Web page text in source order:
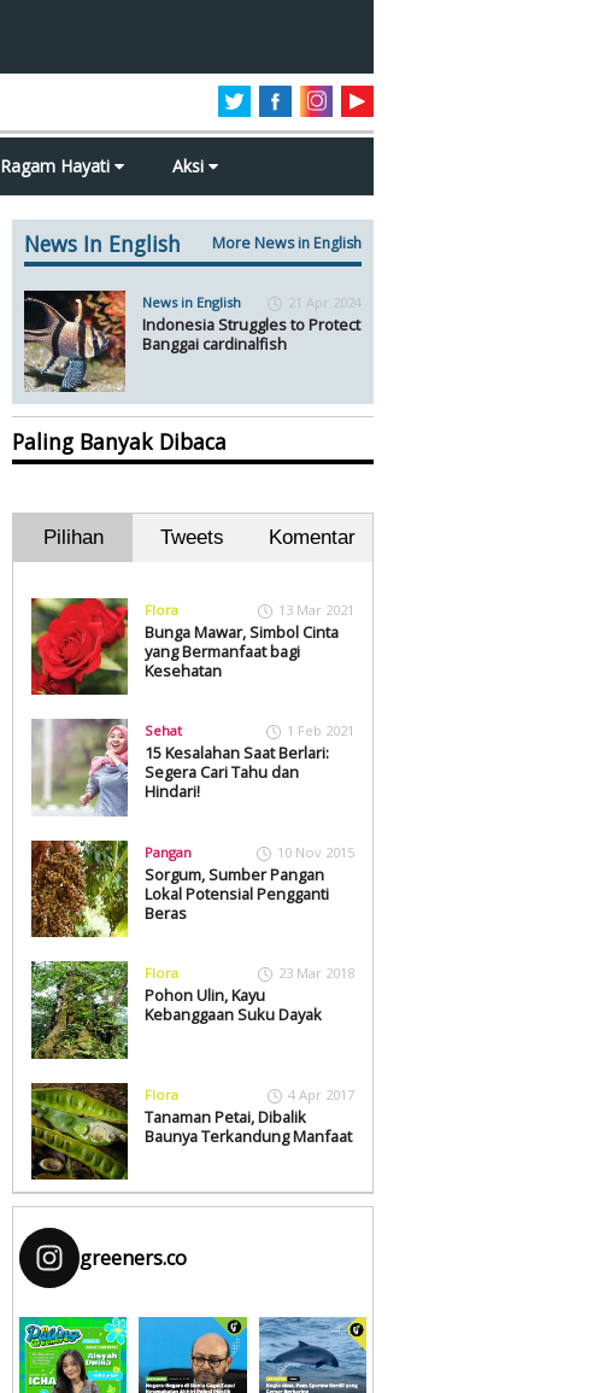
Ragam Hayati Aksi
News In English More News in English
News in English 21 Apr 2024
Indonesia Struggles to Protect
Banggai cardinalfish
Paling Banyak Dibaca
Pilihan Tweets Komentar
Flora 13 Mar 2021
Bunga Mawar, Simbol Cinta
yang Bermanfaat bagi
Kesehatan
Sehat 1 Feb 2021
15 Kesalahan Saat Berlari:
Segera Cari Tahu dan
Hindari!
Pangan 10 Nov 2015
Sorgum, Sumber Pangan
Lokal Potensial Pengganti
Beras
Flora 23 Mar 2018
Pohon Ulin, Kayu
Kebanggaan Suku Dayak
Flora 4 Apr 2017
Tanaman Petai, Dibalik
Baunya Terkandung Manfaat
greeners.co